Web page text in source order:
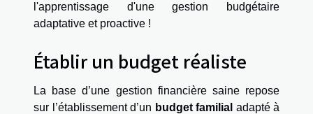
l'apprentissage d'une gestion budgétaire
adaptative et proactive !
Établir un budget réaliste
La base d’une gestion financière saine repose
sur l’établissement d’un budget familial adapté à